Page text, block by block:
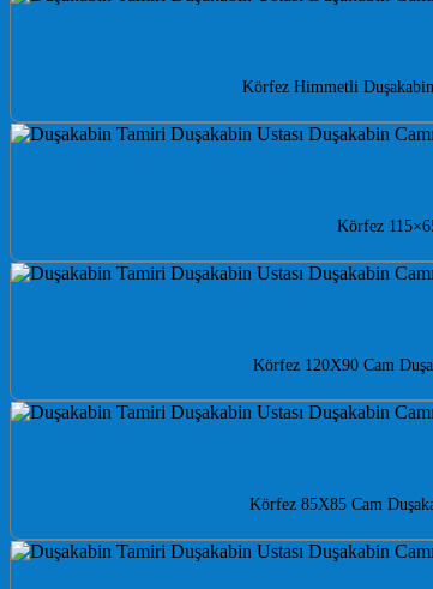
Körfez Himmetli
Körfez
Körfez 120X90 Cam
Körfez 85X85 Cam